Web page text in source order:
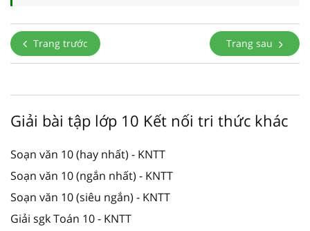
Trang trước Trang sau
Giải bài tập lớp 10 Kết nối tri thức khác
Soạn văn 10 (hay nhất) - KNTT
Soạn văn 10 (ngắn nhất) - KNTT
Soạn văn 10 (siêu ngắn) - KNTT
Giải sgk Toán 10 - KNTT